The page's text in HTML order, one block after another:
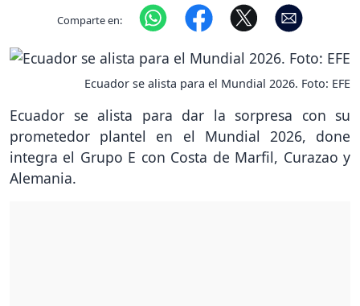
Comparte en:
Ecuador se alista para el Mundial 2026. Foto: EFE
Ecuador se alista para dar la sorpresa con su
prometedor plantel en el Mundial 2026, done
integra el Grupo E con Costa de Marfil, Curazao y
Alemania.